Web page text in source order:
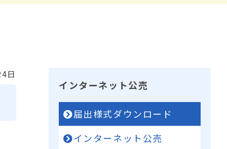
日
インターネット公売
届出様式ダウンロード
インターネット公売